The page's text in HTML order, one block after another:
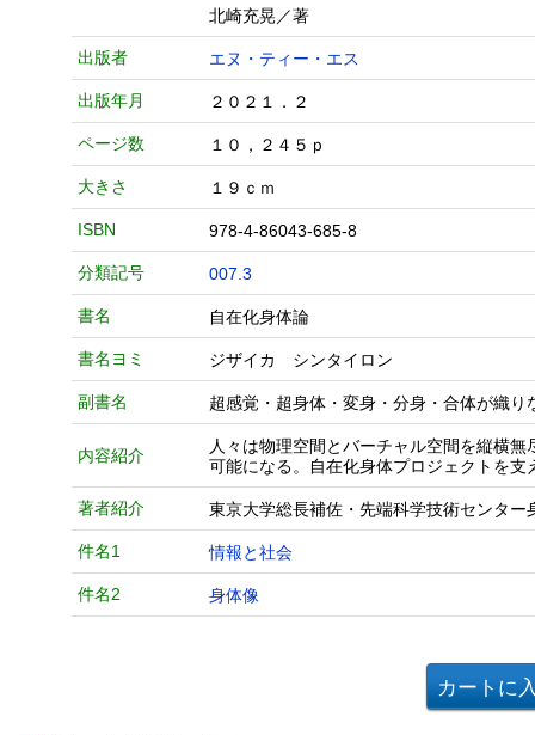
北崎充晃／著
出版者 エヌ・ティー・エス
出版年月 ２０２１．２
ページ数 １０，２４５ｐ
大きさ １９ｃｍ
ISBN 978-4-86043-685-8
分類記号 007.3
書名 自在化身体論
書名ヨミ ジザイカ シンタイロン
副書名 超感覚・超身体・変身・分身・合体が織り
内容紹介
人々は物理空間とバーチャル空間を縦横
可能になる。自在化身体プロジェクトを
著者紹介 東京大学総長補佐・先端科学技術センタ
件名1 情報と社会
件名2 身体像